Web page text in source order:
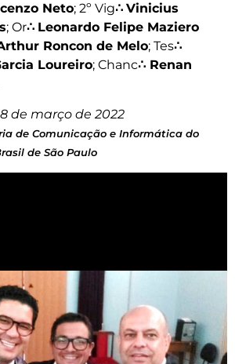
Neto; 2º Vig∴ Vinicius
; Or∴ Leonardo Felipe Maziero
Roncon de Melo; Tes∴
Loureiro; Chanc∴ Renan
de março de 2022
de Comunicação e Informática do
de São Paulo